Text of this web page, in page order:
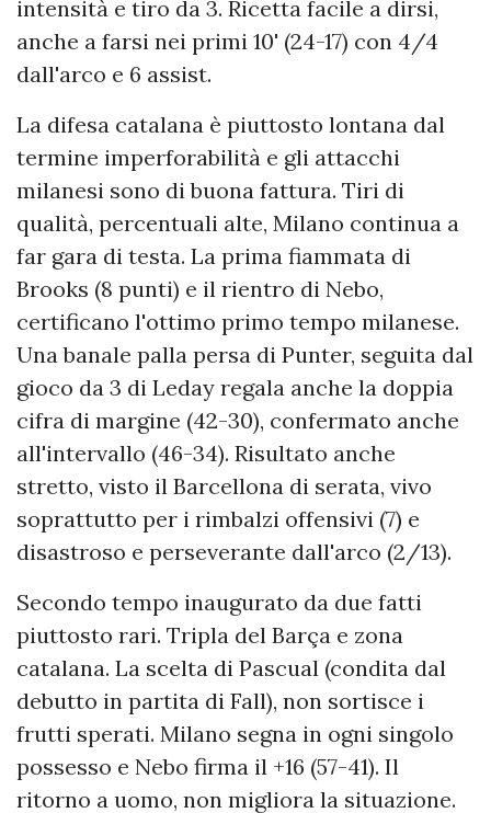
intensità e tiro da 3. Ricetta facile a dirsi,
anche a farsi nei primi 10' (24-17) con 4/4
dall'arco e 6 assist.
La difesa catalana è piuttosto lontana dal
termine imperforabilità e gli attacchi
milanesi sono di buona fattura. Tiri di
qualità, percentuali alte, Milano continua a
far gara di testa. La prima fiammata di
Brooks (8 punti) e il rientro di Nebo,
certificano l'ottimo primo tempo milanese.
Una banale palla persa di Punter, seguita dal
gioco da 3 di Leday regala anche la doppia
cifra di margine (42-30), confermato anche
all'intervallo (46-34). Risultato anche
stretto, visto il Barcellona di serata, vivo
soprattutto per i rimbalzi offensivi (7) e
disastroso e perseverante dall'arco (2/13).
Secondo tempo inaugurato da due fatti
piuttosto rari. Tripla del Barça e zona
catalana. La scelta di Pascual (condita dal
debutto in partita di Fall), non sortisce i
frutti sperati. Milano segna in ogni singolo
possesso e Nebo firma il +16 (57-41). Il
ritorno a uomo, non migliora la situazione.